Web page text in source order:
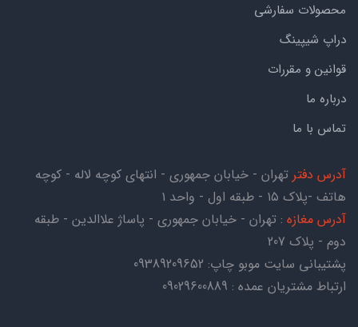
محصولات سفارشی
دراپ شیپینگ
قوانین و مقررات
درباره ما
تماس با ما
آدرس دفتر تهران - خیابان جمهوری - انتهای کوچه لاله - کوچه
هاتف -پلاک ۱۵ - طبقه اول - واحد ۱
آدرس مغازه : تهران - خیابان جمهوری - پاساژ علاالدین - طبقه
دوم - پلاک 207
پشتیبانی سایت موبو چاپ: 09389209652
ارتباط مشتریان عمده : 09029600889